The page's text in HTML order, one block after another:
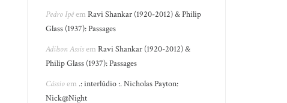
Pedro IpêemRavi Shankar (1920-2012) & Philip
Glass (1937): Passages
Adilson AssisemRavi Shankar (1920-2012) &
Philip Glass (1937): Passages
Cássioem .: interlúdio :. Nicholas Payton:
Nick@Night